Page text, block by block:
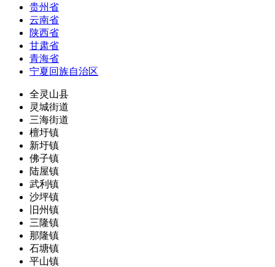
贵州省
云南省
陕西省
甘肃省
青海省
宁夏回族自治区
全灵山县
灵城街道
三海街道
檀圩镇
新圩镇
佛子镇
陆屋镇
武利镇
沙坪镇
旧州镇
三隆镇
那隆镇
石塘镇
平山镇